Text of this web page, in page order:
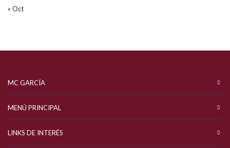
« Oct
MC GARCÍA
MENÚ PRINCIPAL
LINKS DE INTERÉS